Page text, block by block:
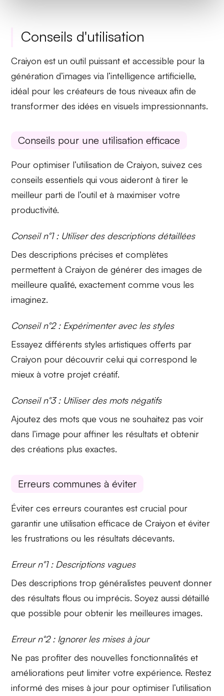
Conseils d'utilisation
Craiyon est un outil puissant et accessible pour la
génération d’images via l’intelligence artificielle,
idéal pour les créateurs de tous niveaux afin de
transformer des idées en visuels impressionnants.
Conseils pour une utilisation efficace
Pour optimiser l’utilisation de Craiyon, suivez ces
conseils essentiels qui vous aideront à tirer le
meilleur parti de l’outil et à maximiser votre
productivité.
Conseil n°1 : Utiliser des descriptions détaillées
Des descriptions précises et complètes
permettent à Craiyon de générer des images de
meilleure qualité, exactement comme vous les
imaginez.
Conseil n°2 : Expérimenter avec les styles
Essayez différents styles artistiques offerts par
Craiyon pour découvrir celui qui correspond le
mieux à votre projet créatif.
Conseil n°3 : Utiliser des mots négatifs
Ajoutez des mots que vous ne souhaitez pas voir
dans l’image pour affiner les résultats et obtenir
des créations plus exactes.
Erreurs communes à éviter
Éviter ces erreurs courantes est crucial pour
garantir une utilisation efficace de Craiyon et éviter
les frustrations ou les résultats décevants.
Erreur n°1 : Descriptions vagues
Des descriptions trop généralistes peuvent donner
des résultats flous ou imprécis. Soyez aussi détaillé
que possible pour obtenir les meilleures images.
Erreur n°2 : Ignorer les mises à jour
Ne pas profiter des nouvelles fonctionnalités et
améliorations peut limiter votre expérience. Restez
informé des mises à jour pour optimiser l’utilisation